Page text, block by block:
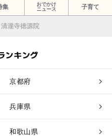
集
おでかけ
ニュース
子育て
清瀧寺徳源院
ンキング
京都府
兵庫県
和歌山県